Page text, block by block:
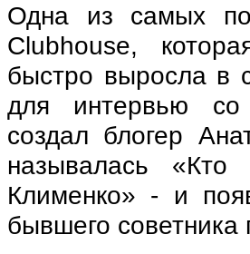
Одна из самых
Clubhouse,
быстро выросла в
для интервью со
создал блогер
называлась
Клименко» - и
бывшего советника